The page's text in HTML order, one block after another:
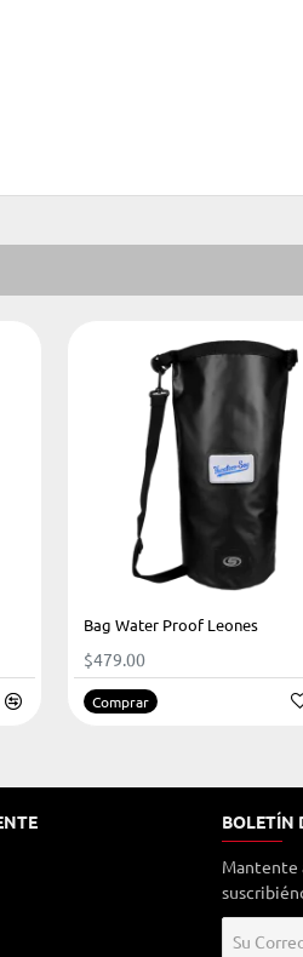
Bag Water Proof Leones
$479.00
Comprar
BOLETÍN
Mantente